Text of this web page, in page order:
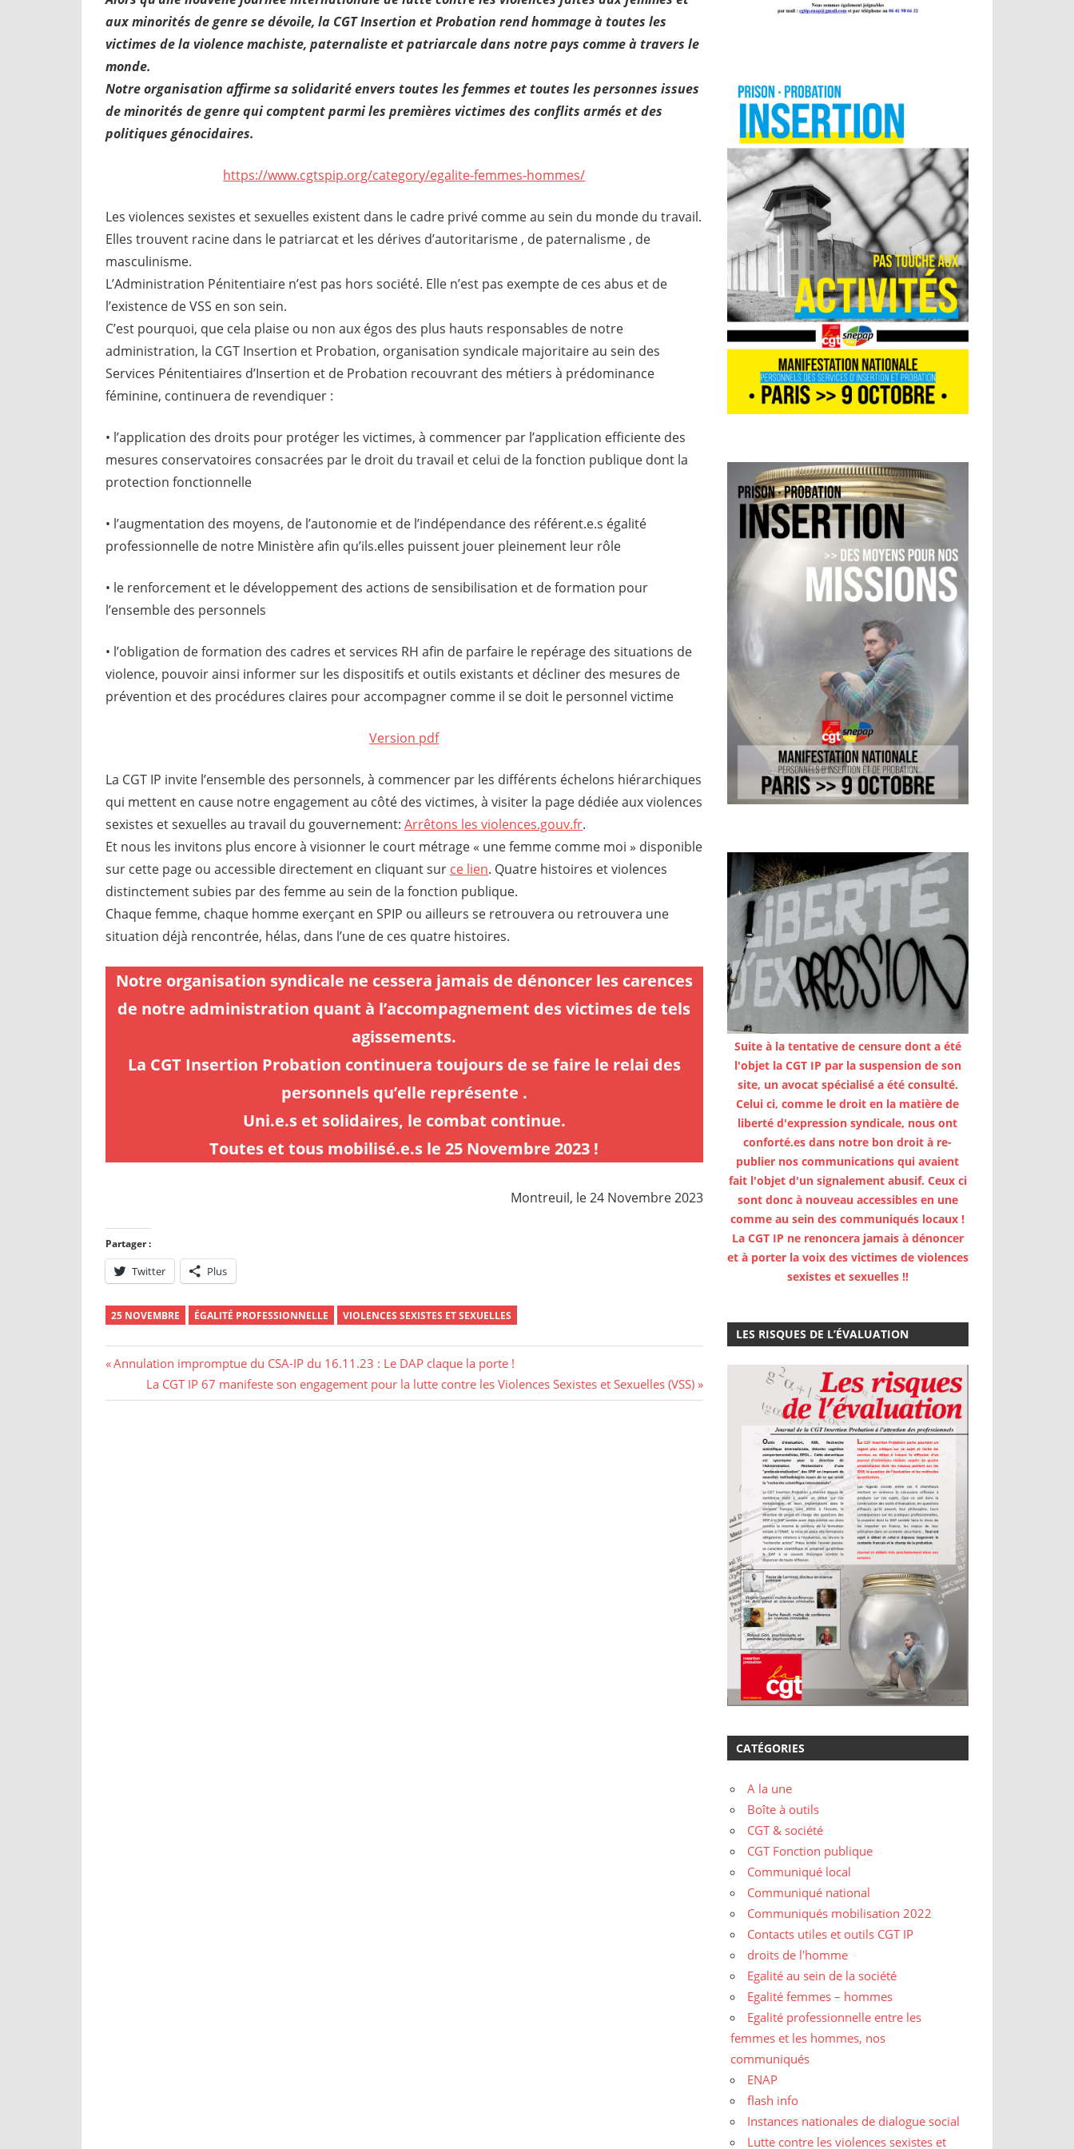
aux minorités de genre se dévoile, la CGT Insertion et Probation rend hommage à toutes les
victimes de la violence machiste, paternaliste et patriarcale dans notre pays comme à travers le
monde.
Notre organisation affirme sa solidarité envers toutes les femmes et toutes les personnes issues
de minorités de genre qui comptent parmi les premières victimes des conflits armés et des
politiques génocidaires.
https://www.cgtspip.org/category/egalite-femmes-hommes/
Les violences sexistes et sexuelles existent dans le cadre privé comme au sein du monde du travail.
Elles trouvent racine dans le patriarcat et les dérives d’autoritarisme , de paternalisme , de
masculinisme.
L’Administration Pénitentiaire n’est pas hors société. Elle n’est pas exempte de ces abus et de
l’existence de VSS en son sein.
C’est pourquoi, que cela plaise ou non aux égos des plus hauts responsables de notre
administration, la CGT Insertion et Probation, organisation syndicale majoritaire au sein des
Services Pénitentiaires d’Insertion et de Probation recouvrant des métiers à prédominance
féminine, continuera de revendiquer :
• l’application des droits pour protéger les victimes, à commencer par l’application efficiente des
mesures conservatoires consacrées par le droit du travail et celui de la fonction publique dont la
protection fonctionnelle
• l’augmentation des moyens, de l’autonomie et de l’indépendance des référent.e.s égalité
professionnelle de notre Ministère afin qu’ils.elles puissent jouer pleinement leur rôle
• le renforcement et le développement des actions de sensibilisation et de formation pour
l’ensemble des personnels
• l’obligation de formation des cadres et services RH afin de parfaire le repérage des situations de
violence, pouvoir ainsi informer sur les dispositifs et outils existants et décliner des mesures de
prévention et des procédures claires pour accompagner comme il se doit le personnel victime
Version pdf
La CGT IP invite l’ensemble des personnels, à commencer par les différents échelons hiérarchiques
qui mettent en cause notre engagement au côté des victimes, à visiter la page dédiée aux violences
sexistes et sexuelles au travail du gouvernement: Arrêtons les violences.gouv.fr.
Et nous les invitons plus encore à visionner le court métrage « une femme comme moi » disponible
sur cette page ou accessible directement en cliquant sur ce lien. Quatre histoires et violences
distinctement subies par des femme au sein de la fonction publique.
Chaque femme, chaque homme exerçant en SPIP ou ailleurs se retrouvera ou retrouvera une
situation déjà rencontrée, hélas, dans l’une de ces quatre histoires.
Notre organisation syndicale ne cessera jamais de dénoncer les carences
de notre administration quant à l’accompagnement des victimes de tels
agissements.
La CGT Insertion Probation continuera toujours de se faire le relai des
personnels qu’elle représente .
Uni.e.s et solidaires, le combat continue.
Toutes et tous mobilisé.e.s le 25 Novembre 2023 !
Montreuil, le 24 Novembre 2023
Partager :
Twitter Plus
25 NOVEMBRE ÉGALITÉ PROFESSIONNELLE VIOLENCES SEXISTES ET SEXUELLES
Navigation
de
Previous
Annulation impromptue du CSA-IP du 16.11.23 : Le DAP claque la porte !
Next
Post:
La CGT IP 67 manifeste son engagement pour la lutte contre les Violences Sexistes et Sexuelles (VSS)
Suite à la tentative de censure dont a été
l'objet la CGT IP par la suspension de son
site, un avocat spécialisé a été consulté.
Celui ci, comme le droit en la matière de
liberté d'expression syndicale, nous ont
conforté.es dans notre bon droit à re-
publier nos communications qui avaient
fait l'objet d'un signalement abusif. Ceux ci
sont donc à nouveau accessibles en une
comme au sein des communiqués locaux !
La CGT IP ne renoncera jamais à dénoncer
et à porter la voix des victimes de violences
sexistes et sexuelles !!
LES RISQUES DE L’ÉVALUATION
CATÉGORIES
A la une
Boîte à outils
CGT & société
CGT Fonction publique
Communiqué local
Communiqué national
Communiqués mobilisation 2022
Contacts utiles et outils CGT IP
droits de l'homme
Egalité au sein de la société
Egalité femmes – hommes
Egalité professionnelle entre les
femmes et les hommes, nos
communiqués
ENAP
flash info
Instances nationales de dialogue social
Lutte contre les violences sexistes et